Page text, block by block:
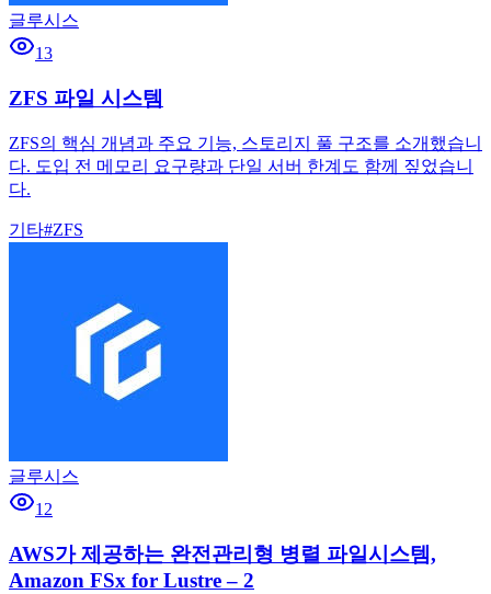
글루시스
13
ZFS 파일 시스템
ZFS의 핵심 개념과 주요 기능, 스토리지 풀 구조를 소개했습니
다. 도입 전 메모리 요구량과 단일 서버 한계도 함께 짚었습니
다.
기타#ZFS
글루시스
12
AWS가 제공하는 완전관리형 병렬 파일시스템,
Amazon FSx for Lustre – 2